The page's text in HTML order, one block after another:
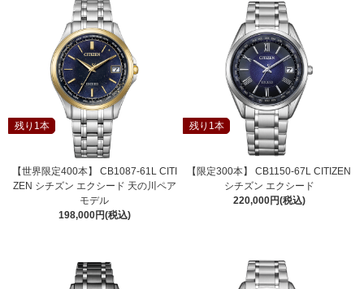
残り1本
【世界限定400本】 CB1087-61L CITI
ZEN シチズン エクシード 天の川ペア
モデル
198,000円(税込)
残り1本
【限定300本】 CB1150-67L CITIZEN
シチズン エクシード
220,000円(税込)